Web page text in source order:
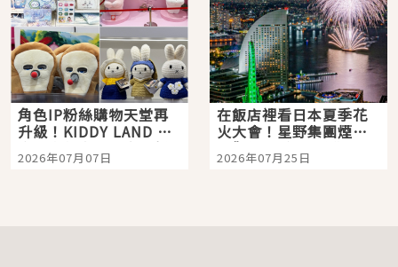
角色IP粉絲購物天堂再
升級！KIDDY LAND 原
宿店吉伊卡哇迎客，新
開幕 OMOKADO 店3分
2026年07月07日
在飯店裡看日本夏季花
火大會！星野集團煙火
景觀飯店6選，讓你不用
人擠人悠閒欣賞
2026年07月25日